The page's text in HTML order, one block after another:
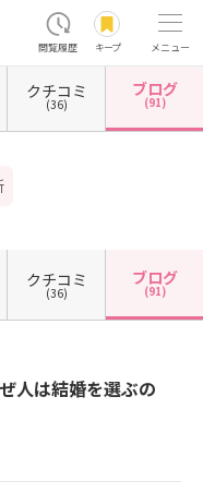
閲覧履歴 キープ メニュー
カウンセラーブログ一覧 カウンセラ
クチコミ
(36)
ブログ
(91)
クチコミ
(36)
ブログ
(91)
人は結婚を選ぶの